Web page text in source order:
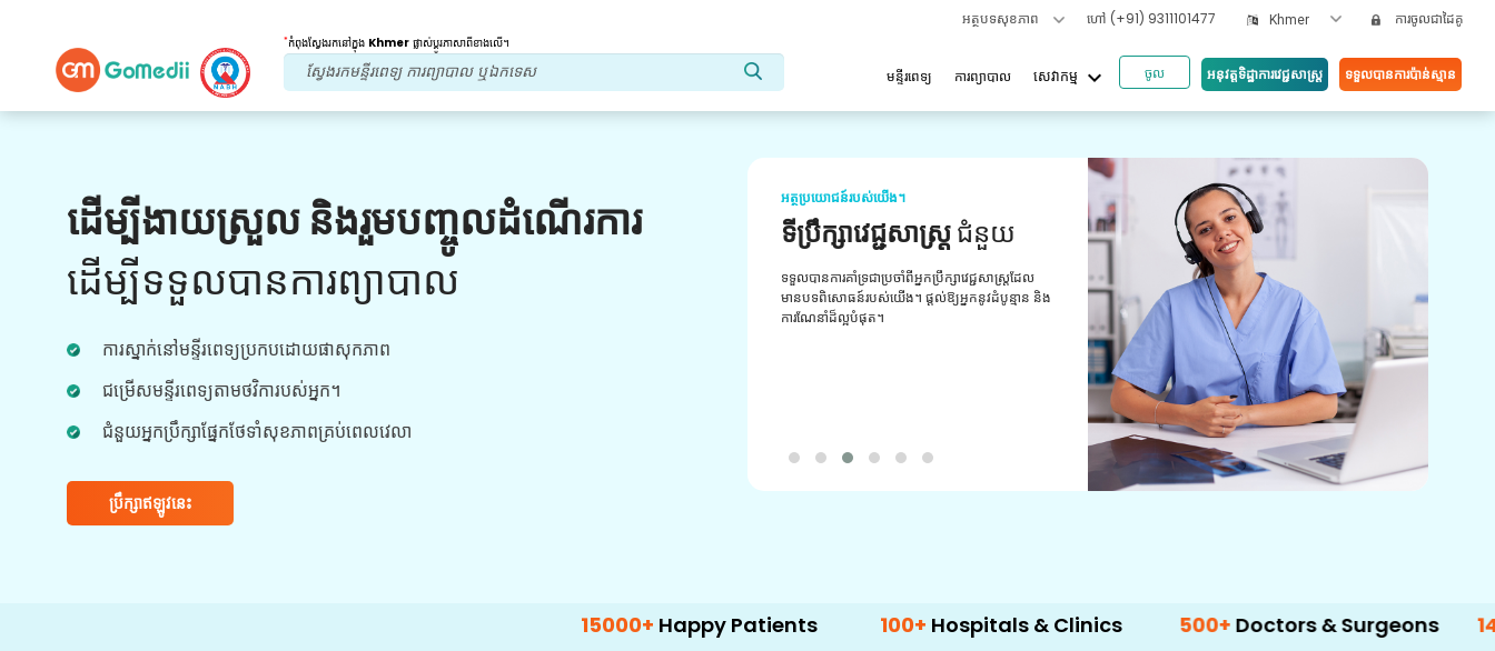
អត្ថបទសុខភាព ហៅ (+91) 9311101477 Khmer ការចូលជាដៃគូ
*កំពុងស្វែងរកនៅក្នុង Khmer ផ្លាស់ប្តូរភាសាពីខាងលើ។
មន្ទីរពេទ្យ ការព្យាបាល សេវាកម្ម keyboard_arrow_down ចូល អនុវត្តទិដ្ឋាការវេជ្ជសាស្រ្ត ទទួលបានការប៉ាន់ស្មាន
ដើម្បីងាយស្រួល និងរួមបញ្ចូលដំណើរការ
ដើម្បីទទួលបានការព្យាបាល
ការស្នាក់នៅមន្ទីរពេទ្យប្រកបដោយផាសុកភាព
ជម្រើសមន្ទីរពេទ្យតាមថវិការបស់អ្នក។
ជំនួយអ្នកប្រឹក្សាផ្នែកថែទាំសុខភាពគ្រប់ពេលវេលា
ប្រឹក្សាឥឡូវនេះ
អត្ថប្រយោជន៍របស់យើង។
ការព្យាបាលក្រោយតាមដាន
ការថែទាំ
ទទួលបានជំនួយផ្នែកវេជ្ជសាស្រ្ត និងអ្នកជំងឺ 24x7
អ្នកគ្រប់ពេលវេលា។ ការធ្វើបច្ចុប្បន្នភាពជាទៀងទាត់លើ
អត្ថប្រយោជន៍របស់យើង។
ទីប្រឹក្សាវេជ្ជសាស្ត្រជំនួយ
ទទួលបានការគាំទ្រជាប្រចាំពីអ្នកប្រឹក្សាវេជ្ជសាស្ត្រដែល
មានបទពិសោធន៍របស់យើង។ ផ្តល់ឱ្យអ្នកនូវដំបូន្មាន និង
ការណែនាំដ៏ល្អបំផុត។
Happy Patients 100+ Hospitals & Clinics 500+ Doctors & Surgeons 14+